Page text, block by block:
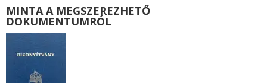
MINTA A MEGSZEREZHETŐ
DOKUMENTUMRÓL